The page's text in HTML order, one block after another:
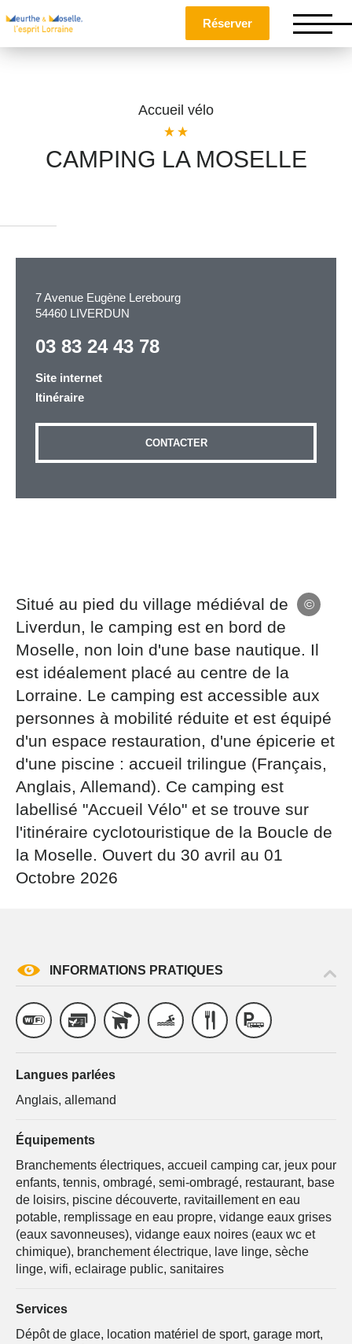
Réserver
Accueil vélo
CAMPING LA MOSELLE
7 Avenue Eugène Lerebourg
54460 LIVERDUN
03 83 24 43 78
Site internet
Itinéraire
CONTACTER
Situé au pied du village médiéval de
Liverdun, le camping est en bord de
Moselle, non loin d'une base nautique. Il
est idéalement placé au centre de la
Lorraine. Le camping est accessible aux
personnes à mobilité réduite et est équipé
d'un espace restauration, d'une épicerie et
d'une piscine : accueil trilingue (Français,
Anglais, Allemand). Ce camping est
labellisé "Accueil Vélo" et se trouve sur
l'itinéraire cyclotouristique de la Boucle de
la Moselle. Ouvert du 30 avril au 01
Octobre 2026
INFORMATIONS PRATIQUES
Langues parlées
Anglais, allemand
Équipements
Branchements électriques, accueil camping car, jeux pour
enfants, tennis, ombragé, semi-ombragé, restaurant, base
de loisirs, piscine découverte, ravitaillement en eau
potable, remplissage en eau propre, vidange eaux grises
(eaux savonneuses), vidange eaux noires (eaux wc et
chimique), branchement électrique, lave linge, sèche
linge, wifi, eclairage public, sanitaires
Services
Dépôt de glace, location matériel de sport, garage mort,
Téléphone
Les informations recueillies à partir de ce formulaire
sont nécessaires au traitement de votre demande (sauf
mention contraire). Vous disposez d’un droit d’accès,
concernant, que vous pouvez exercer en adressant une
demande par courriel à tourisme@departement54.fr ou
par courrier signé accompagné de la copie d’un titre
Tourisme - 48 esplanade Jacques-Baudot CO 90019
54035 NANCY cedex
reCAPTCHA